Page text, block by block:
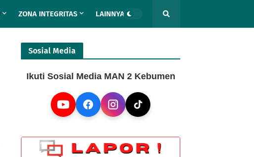
ZONA INTEGRITAS LAINNYA
Sosial Media
Ikuti Sosial Media MAN 2 Kebumen